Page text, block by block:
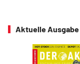
Aktuelle Ausgabe